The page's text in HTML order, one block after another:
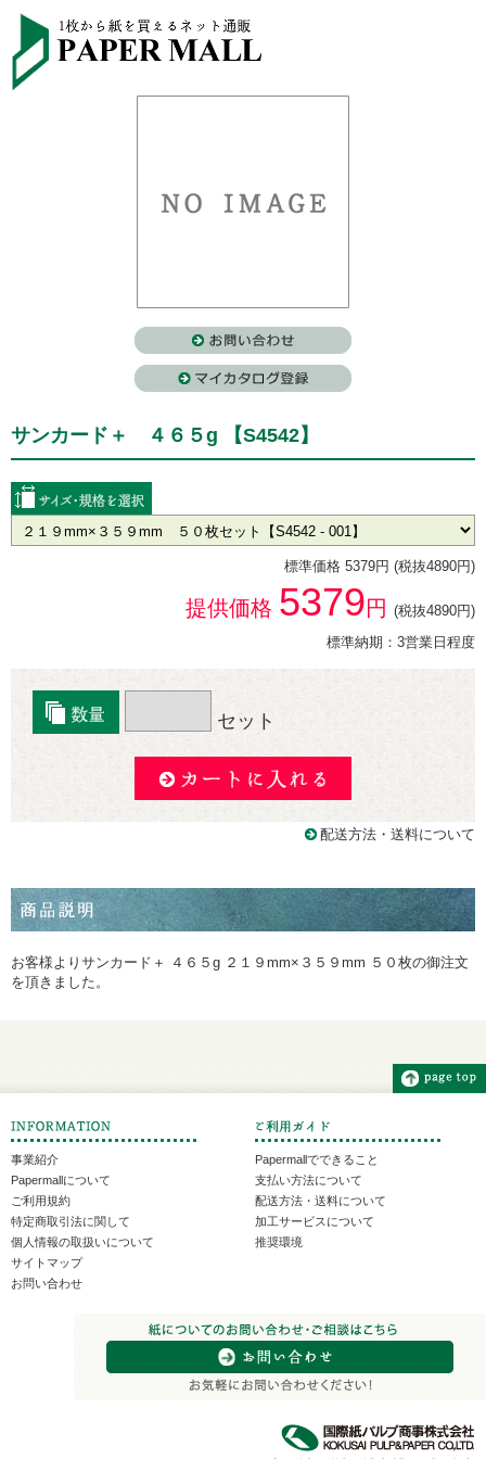
サンカード＋ ４６５g 【S4542】
標準価格 5379円 (税抜4890円)
提供価格 5379円 (税抜4890円)
標準納期：3営業日程度
セット
配送方法・送料について
お客様よりサンカード＋ ４６５g ２１９mm×３５９mm ５０枚の御注文
を頂きました。
事業紹介
Papermallについて
ご利用規約
特定商取引法に関して
個人情報の取扱いについて
サイトマップ
お問い合わせ
Papermallでできること
支払い方法について
配送方法・送料について
加工サービスについて
推奨環境